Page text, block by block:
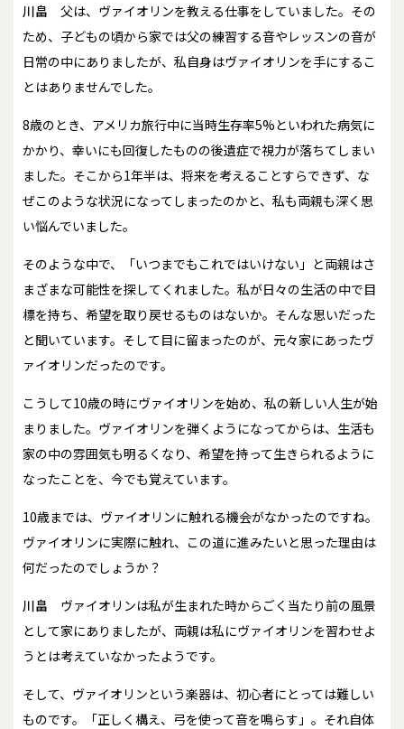
川畠
父は、ヴァイオリンを教える仕事をしていました。その
ため、子どもの頃から家では父の練習する音やレッスンの音が
日常の中にありましたが、私自身はヴァイオリンを手にするこ
とはありませんでした。
8歳のとき、アメリカ旅行中に当時生存率5%といわれた病気に
かかり、幸いにも回復したものの後遺症で視力が落ちてしまい
ました。そこから1年半は、将来を考えることすらできず、な
ぜこのような状況になってしまったのかと、私も両親も深く思
い悩んでいました。
そのような中で、「いつまでもこれではいけない」と両親はさ
まざまな可能性を探してくれました。私が日々の生活の中で目
標を持ち、希望を取り戻せるものはないか。そんな思いだった
と聞いています。そして目に留まったのが、元々家にあったヴ
ァイオリンだったのです。
こうして10歳の時にヴァイオリンを始め、私の新しい人生が始
まりました。ヴァイオリンを弾くようになってからは、生活も
家の中の雰囲気も明るくなり、希望を持って生きられるように
なったことを、今でも覚えています。
――10歳までは、ヴァイオリンに触れる機会がなかったのですね。
ヴァイオリンに実際に触れ、この道に進みたいと思った理由は
何だったのでしょうか？
川畠
ヴァイオリンは私が生まれた時からごく当たり前の風景
として家にありましたが、両親は私にヴァイオリンを習わせよ
うとは考えていなかったようです。
そして、ヴァイオリンという楽器は、初心者にとっては難しい
ものです。「正しく構え、弓を使って音を鳴らす」。それ自体